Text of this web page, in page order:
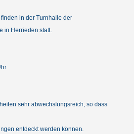
in der Turnhalle der
in Herrieden statt.
sehr abwechslungsreich, so dass
entdeckt werden können.